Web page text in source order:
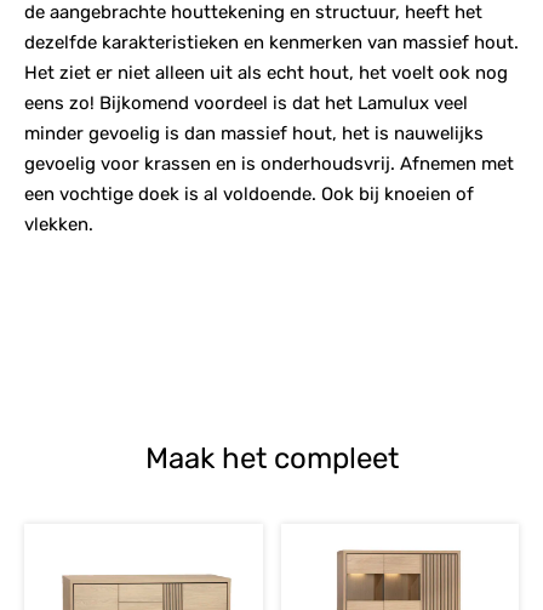
de aangebrachte houttekening en structuur, heeft het
dezelfde karakteristieken en kenmerken van massief hout.
Het ziet er niet alleen uit als echt hout, het voelt ook nog
eens zo! Bijkomend voordeel is dat het Lamulux veel
minder gevoelig is dan massief hout, het is nauwelijks
gevoelig voor krassen en is onderhoudsvrij. Afnemen met
een vochtige doek is al voldoende. Ook bij knoeien of
vlekken.
Maak het compleet